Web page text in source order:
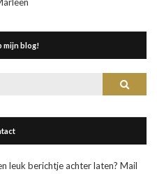
mijn blog!
leuk berichtje achter laten? Mail